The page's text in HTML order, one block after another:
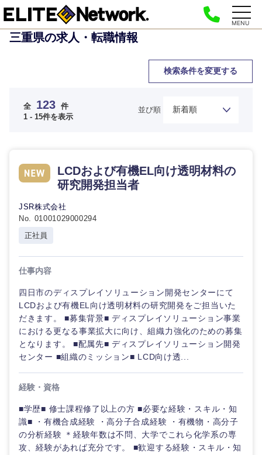
MENU
三重県の求人・転職情報
検索条件を変更する
ご希望の職種を選択してください
ご希望の職種を選択してください
ご希望の業界を選択してください
ご希望の勤務地を選択してください
ご希望条件を入力ください
全 123 件
1 - 15件を表示
並び順
LCDおよび有機EL向け透明材料の
研究開発担当者
JSR株式会社
No. 01001029000294
正社員
仕事内容
四日市のディスプレイソリューション開発センターにて
LCDおよび有機EL向け透明材料の研究開発をご担当いた
だきます。 ■募集背景■ ディスプレイソリューション事業
における更なる事業拡大に向け、組織力強化のための募集
となります。 ■配属先■ ディスプレイソリューション開発
センター ■組織のミッション■ LCD向け透...
経験・資格
■学歴■ 修士課程修了以上の方 ■必要な経験・スキル・知
識■ ・有機合成経験 ・高分子合成経験 ・有機物・高分子
の分析経験 ＊経験年数は不問、大学でこれら化学系の専
攻、経験があれば充分です。 ■歓迎する経験・スキル・知